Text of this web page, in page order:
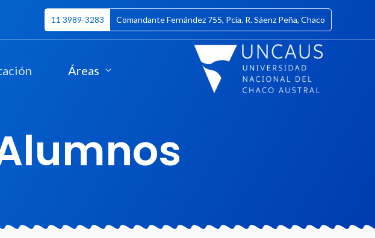
11 3989-3283 Comandante Fernández 755, Pcia. R. Sáenz Peña, Chaco
Áreas